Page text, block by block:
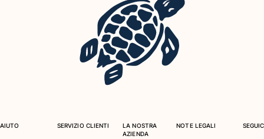
AIUTO SERVIZIO CLIENTI
LA NOSTRA
AZIENDA
NOTE LEGALI